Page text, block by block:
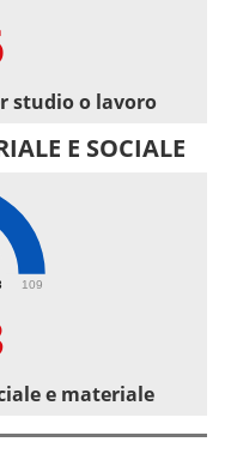
studio o lavoro
E SOCIALE
109
e materiale